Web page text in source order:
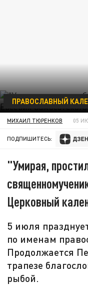
ПРАВОСЛАВНЫЙ
МИХАИЛ ТЮРЕНКОВ 05
ПОДПИШИТЕСЬ:
"Умирая,
Церковный
5 июля
по именам
Продолжается
трапезе
рыбой.